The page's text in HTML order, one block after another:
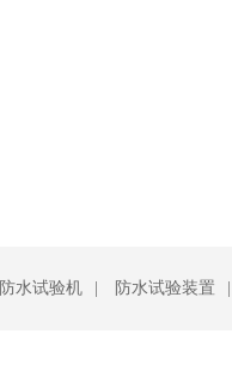
防水试验机 防水试验装置